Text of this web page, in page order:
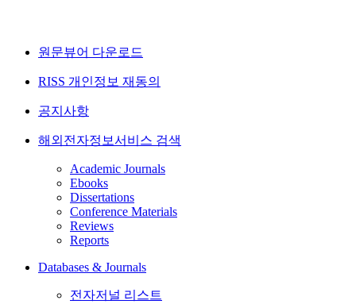
원문뷰어 다운로드
RISS 개인정보 재동의
공지사항
해외전자정보서비스 검색
Academic Journals
Ebooks
Dissertations
Conference Materials
Reviews
Reports
Databases & Journals
전자저널 리스트